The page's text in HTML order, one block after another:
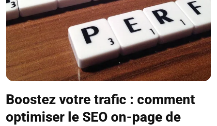
Boostez votre trafic : comment
optimiser le SEO on-page de